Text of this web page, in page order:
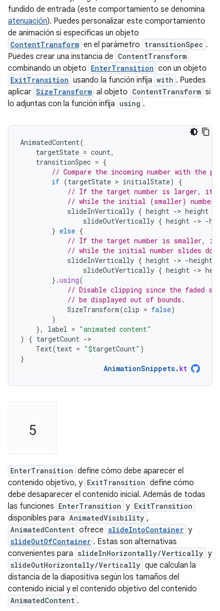
fundido de entrada (este comportamiento se denomina
atenuación). Puedes personalizar este comportamiento
de animación si especificas un objeto
ContentTransform en el parámetro transitionSpec .
Puedes crear una instancia de ContentTransform
combinando un objeto EnterTransition con un objeto
ExitTransition usando la función infija with . Puedes
aplicar SizeTransform al objeto ContentTransform si
lo adjuntas con la función infija using .
AnimatedContent(
targetState = count,
transitionSpec = {
// Compare the incoming number with the
if (targetState > initialState)
{
// If the target number is larger, it
// while the initial (smaller) number
slideInVertically { height -> height
slideOutVertically { height -> -
} else {
// If the target number is smaller, it
// while the initial number slides
slideInVertically { height -> -height
slideOutVertically { height ->
}.using(
// Disable clipping since the faded
// be displayed out of bounds.
SizeTransform(clip = false)
)
},
label = "animated content"
)
{ targetCount -
Text(text = "$targetCount" )
}
AnimationSnippets. kt
EnterTransition define cómo debe aparecer el
contenido objetivo, y ExitTransition define cómo
debe desaparecer el contenido inicial. Además de todas
las funciones EnterTransition y ExitTransition
disponibles para AnimatedVisibility ,
AnimatedContent ofrece slideIntoContainer y
slideOutOfContainer . Estas son alternativas
convenientes para slideInHorizontally/Vertically y
slideOutHorizontally/Vertically que calculan la
distancia de la diapositiva según los tamaños del
contenido inicial y el contenido objetivo del contenido
AnimatedContent .